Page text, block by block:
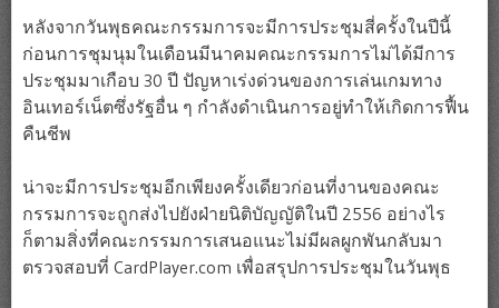
หลังจากวันพุธคณะกรรมการจะมีการประชุมสี่ครั้งในปีนี้
ก่อนการชุมนุมในเดือนมีนาคมคณะกรรมการไม่ได้มีการ
ประชุมมาเกือบ 30 ปี ปัญหาเร่งด่วนของการเล่นเกมทาง
อินเทอร์เน็ตซึ่งรัฐอื่น ๆ กำลังดำเนินการอยู่ทำให้เกิดการฟื้น
คืนชีพ
น่าจะมีการประชุมอีกเพียงครั้งเดียวก่อนที่งานของคณะ
กรรมการจะถูกส่งไปยังฝ่ายนิติบัญญัติในปี 2556 อย่างไร
ก็ตามสิ่งที่คณะกรรมการเสนอแนะไม่มีผลผูกพันกลับมา
ตรวจสอบที่ CardPlayer.com เพื่อสรุปการประชุมในวันพุธ